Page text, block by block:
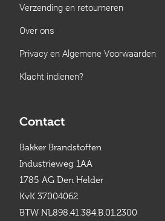
Verzending en retourneren
Over ons
Privacy en Algemene Voorwaarden
Klacht indienen?
Contact
Bakker Brandstoffen
Industrieweg 1AA
1785 AG Den Helder
KvK 37004062
BTW NL898.41.384.B.01.2300